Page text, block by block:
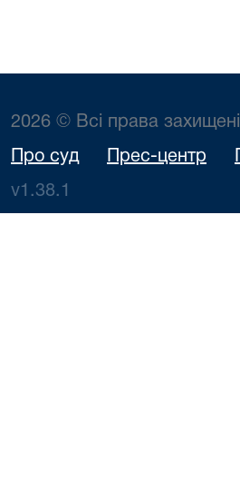
2026 © Всі права захищені
Про суд Прес-центр
v1.38.1